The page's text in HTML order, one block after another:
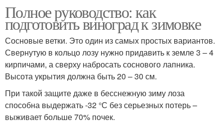
Полное руководство: как
подготовить виноград к зимовке
Сосновые ветки. Это один из самых простых вариантов.
Свернутую в кольцо лозу нужно придавить к земле 3 – 4
кирпичами, а сверху набросать соснового лапника.
Высота укрытия должна быть 20 – 30 см.
При такой защите даже в бесснежную зиму лоза
способна выдержать -32 °С без серьезных потерь –
выживает больше 70% почек.